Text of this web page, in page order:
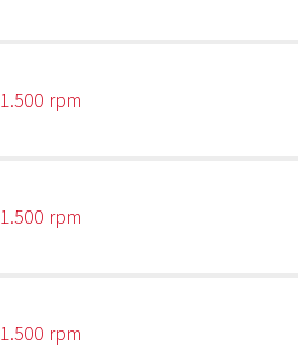
1.500 rpm
1.500 rpm
1.500 rpm